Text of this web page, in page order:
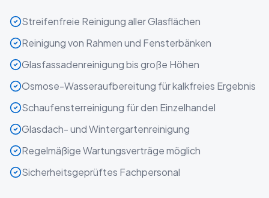
Streifenfreie Reinigung aller Glasflächen
Reinigung von Rahmen und Fensterbänken
Glasfassadenreinigung bis große Höhen
Osmose-Wasseraufbereitung für kalkfreies Ergebnis
Schaufensterreinigung für den Einzelhandel
Glasdach- und Wintergartenreinigung
Regelmäßige Wartungsverträge möglich
Sicherheitsgeprüftes Fachpersonal